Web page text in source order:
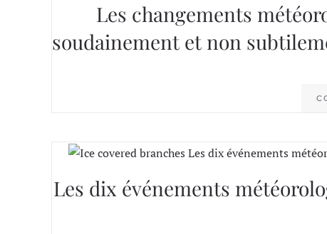
Les changements
soudainement et non
Les dix événements